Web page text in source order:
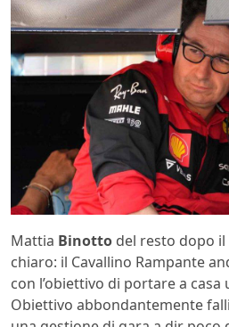
Mattia Binotto del resto dopo il
chiaro: il Cavallino Rampante
con l’obiettivo di portare a casa
Obiettivo abbondantemente